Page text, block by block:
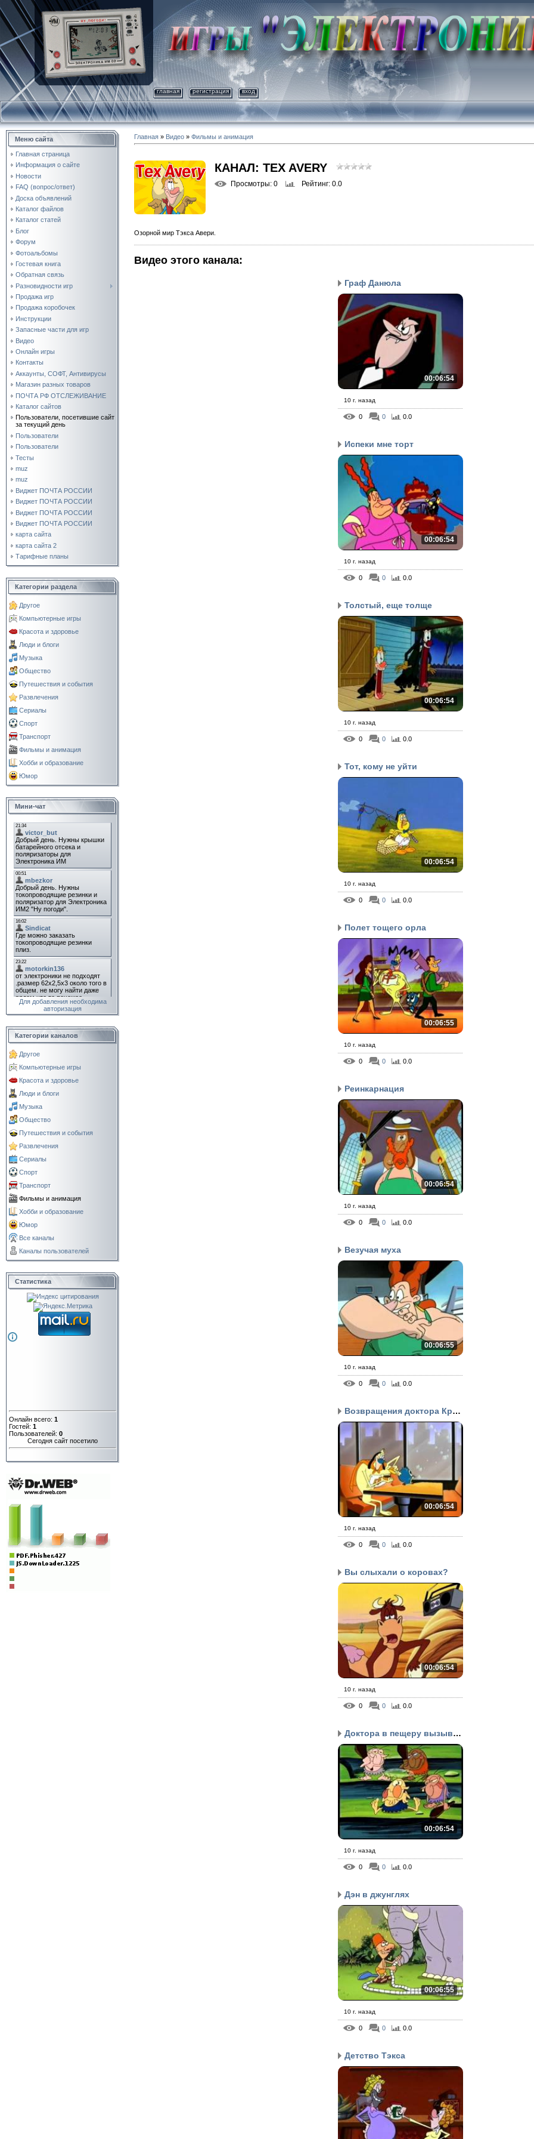
главная регистрация вход
Меню сайта
Главная страница
Информация о сайте
Новости
FAQ (вопрос/ответ)
Доска объявлений
Каталог файлов
Каталог статей
Блог
Форум
Фотоальбомы
Гостевая книга
Обратная связь
Разновидности игр
Продажа игр
Продажа коробочек
Инструкции
Запасные части для игр
Видео
Онлайн игры
Контакты
Аккаунты, СОФТ, Антивирусы
Магазин разных товаров
ПОЧТА РФ ОТСЛЕЖИВАНИЕ
Каталог сайтов
Пользователи, посетившие сайт
за текущий день
Пользователи
Пользователи
Тесты
muz
muz
Виджет ПОЧТА РОССИИ
Виджет ПОЧТА РОССИИ
Виджет ПОЧТА РОССИИ
Виджет ПОЧТА РОССИИ
карта сайта
карта сайта 2
Тарифные планы
Категории раздела
Другое
Компьютерные игры
Красота и здоровье
Люди и блоги
Музыка
Общество
Путешествия и события
Развлечения
Сериалы
Спорт
Транспорт
Фильмы и анимация
Хобби и образование
Юмор
Мини-чат
Для добавления необходима
авторизация
Категории каналов
Другое
Компьютерные игры
Красота и здоровье
Люди и блоги
Музыка
Общество
Путешествия и события
Развлечения
Сериалы
Спорт
Транспорт
Фильмы и анимация
Хобби и образование
Юмор
Все каналы
Каналы пользователей
Статистика
Онлайн всего: 1
Гостей: 1
Пользователей: 0
Сегодня сайт посетило
Главная » Видео » Фильмы и анимация
КАНАЛ: TEX AVERY
Просмотры: 0 Рейтинг: 0.0
Озорной мир Тэкса Авери.
Видео этого канала:
Граф Данюла
00:06:54
10 г. назад
0 0 0.0
Испеки мне торт
00:06:54
10 г. назад
0 0 0.0
Толстый, еще толще
00:06:54
10 г. назад
0 0 0.0
Тот, кому не уйти
00:06:54
10 г. назад
0 0 0.0
Полет тощего орла
00:06:55
10 г. назад
0 0 0.0
Реинкарнация
00:06:54
10 г. назад
0 0 0.0
Везучая муха
00:06:55
10 г. назад
0 0 0.0
Возвращения доктора Кра...
00:06:54
10 г. назад
0 0 0.0
Вы слыхали о коровах?
00:06:54
10 г. назад
0 0 0.0
Доктора в пещеру вызыва...
00:06:54
10 г. назад
0 0 0.0
Дэн в джунглях
00:06:55
10 г. назад
0 0 0.0
Детство Тэкса